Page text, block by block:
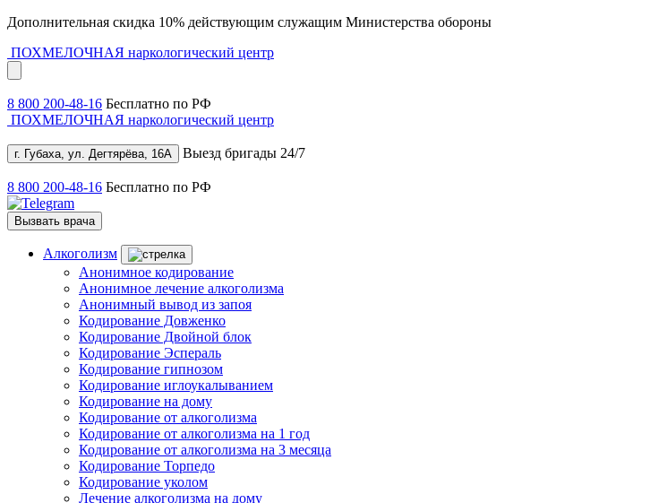
Дополнительная скидка 10% действующим служащим Министерства обороны
ПОХМЕЛОЧНАЯ наркологический центр
8 800 200-48-16 Бесплатно по РФ
ПОХМЕЛОЧНАЯ наркологический центр
г. Губаха, ул. Дегтярёва, 16А Выезд бригады 24/7
8 800 200-48-16 Бесплатно по РФ
Вызвать врача
Алкоголизм
Анонимное кодирование
Анонимное лечение алкоголизма
Анонимный вывод из запоя
Кодирование Довженко
Кодирование Двойной блок
Кодирование Эспераль
Кодирование гипнозом
Кодирование иглоукалыванием
Кодирование на дому
Кодирование от алкоголизма
Кодирование от алкоголизма на 1 год
Кодирование от алкоголизма на 3 месяца
Кодирование Торпедо
Кодирование уколом
Лечение алкоголизма на дому